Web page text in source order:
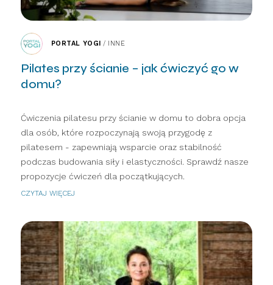
PORTAL YOGI / INNE
Pilates przy ścianie – jak ćwiczyć go w
domu?
Ćwiczenia pilatesu przy ścianie w domu to dobra opcja
dla osób, które rozpoczynają swoją przygodę z
pilatesem - zapewniają wsparcie oraz stabilność
podczas budowania siły i elastyczności. Sprawdź nasze
propozycje ćwiczeń dla początkujących.
CZYTAJ WIĘCEJ